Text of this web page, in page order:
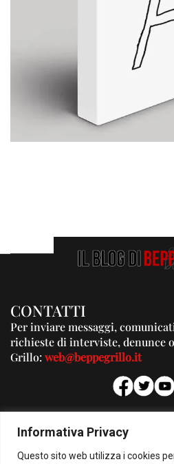
Informativa Privacy
Questo sito web utilizza i cookies
CONTATTI
Per inviare messaggi,
richieste di interviste, denunce
Grillo:web@beppegrillo.it
Per la tua